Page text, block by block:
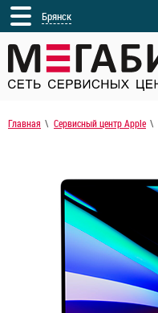
Брянск
Главная Сервисный центр Apple